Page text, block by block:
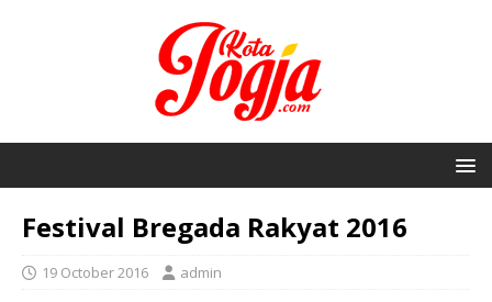
Festival Bregada Rakyat 2016
19 October 2016 admin